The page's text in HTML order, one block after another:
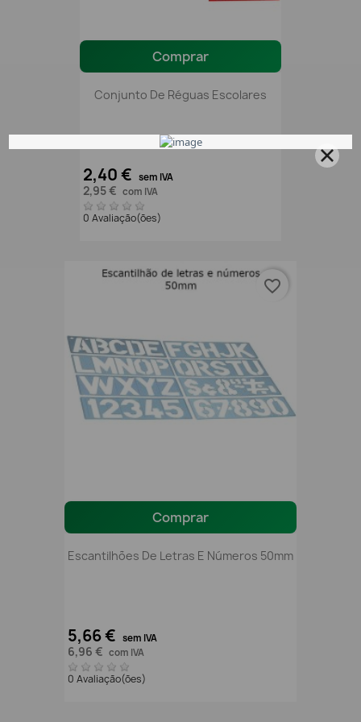
Comprar
Conjunto De Réguas Escolares
2,40 € sem IVA
2,95 € com IVA
0 Avaliação(ões)
Comprar
Escantilhões De Letras E Números 50mm
5,66 € sem IVA
6,96 € com IVA
0 Avaliação(ões)
favorite_border